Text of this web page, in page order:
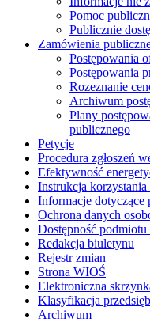
Pomoc
Publicznie
Zamówienia
Postępowania
Postępowania
Rozeznanie
Archiwum
Plany
publicznego
Petycje
Procedura zgłoszeń
Efektywność
Instrukcja
Informacje dotyczące
Ochrona danych
Dostępność
Redakcja biuletynu
Rejestr zmian
Strona WIOŚ
Elektroniczna
Klasyfikacja
Archiwum